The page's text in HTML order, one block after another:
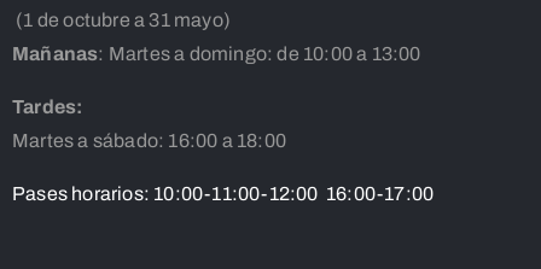
(1 de octubre a 31 mayo)
Mañanas: Martes a domingo: de 10:00 a 13:00
Tardes:
Martes a sábado: 16:00 a 18:00
Pases horarios: 10:00-11:00-12:00 16:00-17:00